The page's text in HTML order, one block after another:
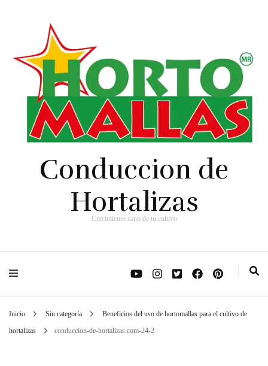
Conduccion de
Hortalizas
Crecimiento sano de tu cultivo
Inicio Sin categoría
Beneficios del uso de hortomallas para el cultivo de
hortalizas
conduccion-de-hortalizas.com-24-2